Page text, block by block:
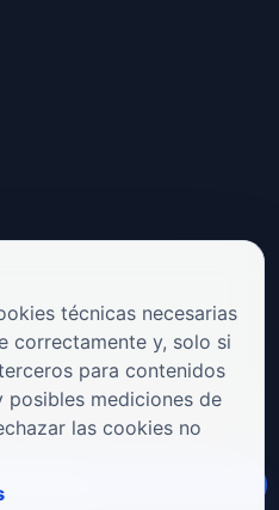
promotor? Envíanos tus
o propuestas musicales.
técnicas necesarias
correctamente y, solo si
para contenidos
mediciones de
las cookies no